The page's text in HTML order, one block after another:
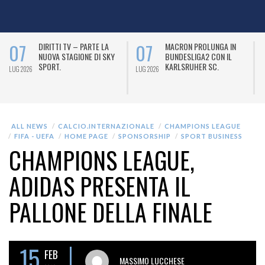
07
LUG 2026
DIRITTI TV – PARTE LA
NUOVA STAGIONE DI SKY
SPORT.
07
LUG 2026
MACRON PROLUNGA IN
BUNDESLIGA2 CON IL
KARLSRUHER SC.
ALL NEWS CALCIO.INTERNAZIONALE
CHAMPIONS LEAGUE
FIFA - UEFA
HOME PAGE SPONSORSHIP SPORT BUSINESS
CHAMPIONS LEAGUE,
ADIDAS PRESENTA IL
PALLONE DELLA FINALE
FEB MASSIMO LUCCHESE